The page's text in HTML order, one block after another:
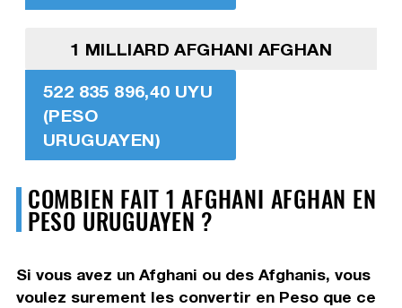
1 MILLIARD AFGHANI AFGHAN
522 835 896,40 UYU
(PESO
URUGUAYEN)
COMBIEN FAIT 1 AFGHANI AFGHAN EN
PESO URUGUAYEN ?
Si vous avez un Afghani ou des Afghanis, vous
voulez surement les convertir en Peso que ce